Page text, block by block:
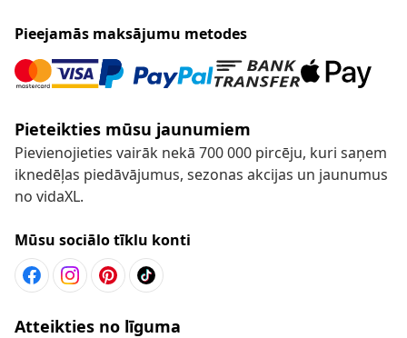
Pieejamās maksājumu metodes
Pieteikties mūsu jaunumiem
Pievienojieties vairāk nekā 700 000 pircēju, kuri saņem
iknedēļas piedāvājumus, sezonas akcijas un jaunumus
no vidaXL.
Mūsu sociālo tīklu konti
Atteikties no līguma